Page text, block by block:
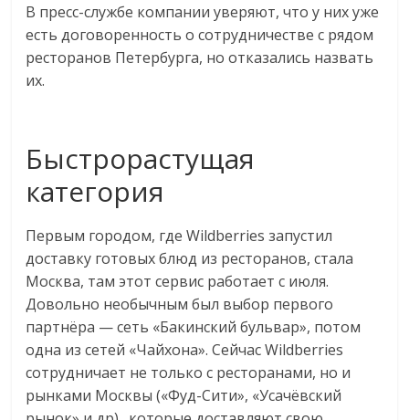
В пресс-службе компании уверяют, что у них уже
есть договоренность о сотрудничестве с рядом
ресторанов Петербурга, но отказались назвать
их.
Быстрорастущая
категория
Первым городом, где Wildberries запустил
доставку готовых блюд из ресторанов, стала
Москва, там этот сервис работает с июля.
Довольно необычным был выбор первого
партнёра — сеть «Бакинский бульвар», потом
одна из сетей «Чайхона». Сейчас Wildberries
сотрудничает не только с ресторанами, но и
рынками Москвы («Фуд-Сити», «Усачёвский